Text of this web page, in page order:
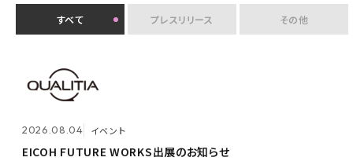
すべて プレスリリース その他
2026.08.04 イベント
EICOH FUTURE WORKS出展のお知らせ
2026.07.30
クオリティアユーザー会『&NEXT』を9月4日に初開
催 〜リアルな交流を通じて、経営理念「つなげる・つな
がる想いを未来へつなぐ」を体現〜
2026.08.03 メンテナンス
ホームページ『メンテナンス作業による一時閉鎖』のお